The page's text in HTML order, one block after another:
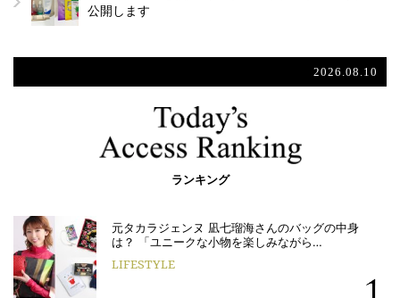
公開します
2026.08.10
ランキング
元タカラジェンヌ 凪七瑠海さんのバッグの中身
は？ 「ユニークな小物を楽しみながら…
LIFESTYLE